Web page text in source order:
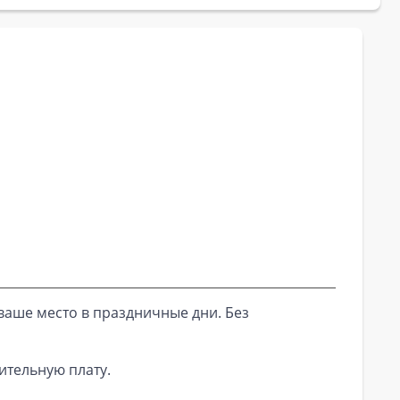
место в праздничные дни. Без
плату.